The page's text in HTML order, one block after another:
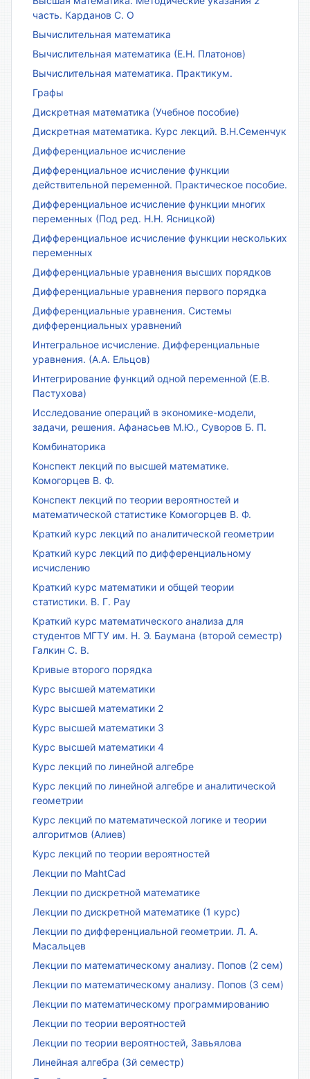
часть. Карданов С. О
Вычислительная математика
Вычислительная математика (Е.Н. Платонов)
Вычислительная математика. Практикум.
Графы
Дискретная математика (Учебное пособие)
Дискретная математика. Курс лекций. В.Н.Семенчук
Дифференциальное исчисление
Дифференциальное исчисление функции
действительной переменной. Практическое пособие.
Дифференциальное исчисление функции многих
переменных (Под ред. Н.Н. Ясницкой)
Дифференциальное исчисление функции нескольких
переменных
Дифференциальные уравнения высших порядков
Дифференциальные уравнения первого порядка
Дифференциальные уравнения. Системы
дифференциальных уравнений
Интегральное исчисление. Дифференциальные
уравнения. (А.А. Ельцов)
Интегрирование функций одной переменной (Е.В.
Пастухова)
Исследование операций в экономике-модели,
задачи, решения. Афанасьев М.Ю., Суворов Б. П.
Комбинаторика
Конспект лекций по высшей математике.
Комогорцев В. Ф.
Конспект лекций по теории вероятностей и
математической статистике Комогорцев В. Ф.
Краткий курс лекций по аналитической геометрии
Краткий курс лекций по дифференциальному
исчислению
Краткий курс математики и общей теории
статистики. В. Г. Рау
Краткий курс математического анализа для
студентов МГТУ им. Н. Э. Баумана (второй семестр)
Галкин С. В.
Кривые второго порядка
Курс высшей математики
Курс высшей математики 2
Курс высшей математики 3
Курс высшей математики 4
Курс лекций по линейной алгебре
Курс лекций по линейной алгебре и аналитической
геометрии
Курс лекций по математической логике и теории
алгоритмов (Алиев)
Курс лекций по теории вероятностей
Лекции по MahtCad
Лекции по дискретной математике
Лекции по дискретной математике (1 курс)
Лекции по дифференциальной геометрии. Л. А.
Масальцев
Лекции по математическому анализу. Попов (2 сем)
Лекции по математическому анализу. Попов (3 сем)
Лекции по математическому программированию
Лекции по теории вероятностей
Лекции по теории вероятностей, Завьялова
Линейная алгебра (3й семестр)